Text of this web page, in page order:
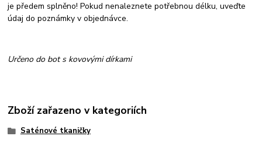
je předem splněno! Pokud nenaleznete potřebnou délku, uveďte
údaj do poznámky v objednávce.
Určeno do bot s kovovými dírkami
Zboží zařazeno v kategoriích
Saténové tkaničky